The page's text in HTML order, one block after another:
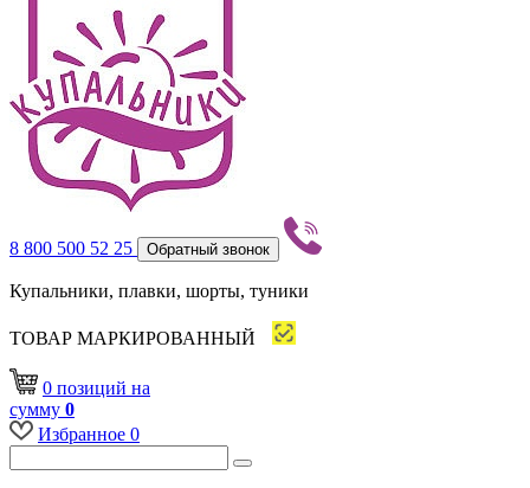
8 800 500 52 25 Обратный звонок
Купальники, плавки, шорты, туники
ТОВАР МАРКИРОВАННЫЙ
0 позиций на
сумму 0
Избранное 0